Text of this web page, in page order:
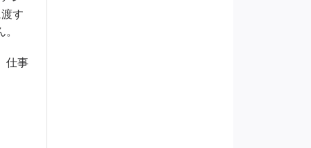
す
仕事